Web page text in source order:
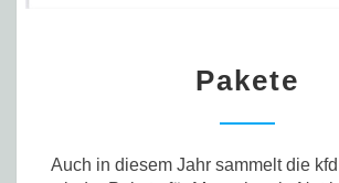
Pakete
Auch in diesem Jahr sammelt die